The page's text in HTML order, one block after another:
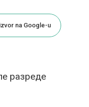
na Google-u
разреде